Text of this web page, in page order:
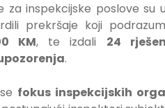
za inspekcijske poslove su
prekršaje koji
KM, te izdali 24
.
fokus inspekcijskih